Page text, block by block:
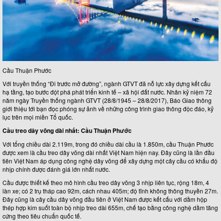
Cầu Thuận Phước
Với truyền thống “Đi trước mở đường”, ngành GTVT đã nỗ lực xây dựng kết cấu
hạ tầng, tạo bước đột phá phát triển kinh tế – xã hội đất nước. Nhân kỷ niệm 72
năm ngày Truyền thống ngành GTVT (28/8/1945 – 28/8/2017), Báo Giao thông
giới thiệu tới bạn đọc phóng sự ảnh về những công trình giao thông độc đáo, kỷ
lục trên mọi miền Tổ quốc.
Cầu treo dây võng dài nhất: Cầu Thuận Phước
Với tổng chiều dài 2.119m, trong đó chiều dài cầu là 1.850m, cầu Thuận Phước
được xem là cầu treo dây võng dài nhất Việt Nam hiện nay. Đây cũng là lần đầu
tiên Việt Nam áp dụng công nghệ dây võng để xây dựng một cây cầu có khẩu độ
nhịp chính được đánh giá lớn nhất nước.
Cầu được thiết kế theo mô hình cầu treo dây võng 3 nhịp liên tục, rộng 18m, 4
làn xe; có 2 trụ tháp cao 92m, cách nhau 405m; độ tĩnh không thông thuyền 27m.
Đây cũng là cây cầu dây võng đầu tiên ở Việt Nam được kết cấu với dầm hộp
thép hợp kim suốt toàn bộ nhịp treo dài 655m, chế tạo bằng công nghệ dầm tăng
cứng theo tiêu chuẩn quốc tế.